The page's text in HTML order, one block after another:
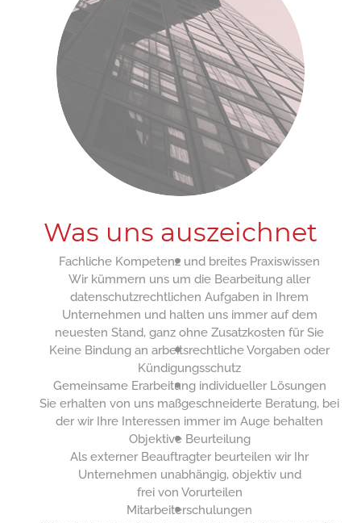
Was uns auszeichnet
Fachliche Kompetenz und breites Praxiswissen
Wir kümmern uns um die Bearbeitung aller
datenschutzrechtlichen Aufgaben in Ihrem
Unternehmen und halten uns immer auf dem
neuesten Stand, ganz ohne Zusatzkosten für Sie
Keine Bindung an arbeitsrechtliche Vorgaben oder
Kündigungsschutz
Gemeinsame Erarbeitung individueller Lösungen
Sie erhalten von uns maßgeschneiderte Beratung, bei
der wir Ihre Interessen immer im Auge behalten
Objektive Beurteilung
Als externer Beauftragter beurteilen wir Ihr
Unternehmen unabhängig, objektiv und
frei von Vorurteilen
Mitarbeiterschulungen